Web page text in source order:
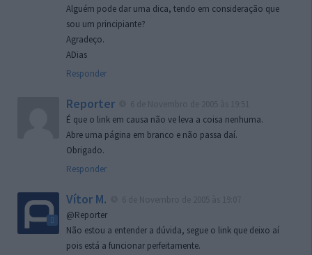
Alguém pode dar uma dica, tendo em consideração que
sou um principiante?
Agradeço.
ADias
Responder
Reporter
É que o link em causa não ve leva a coisa nenhuma.
Abre uma página em branco e não passa daí.
Obrigado.
Responder
Vítor M.
@Reporter
Não estou a entender a dúvida, segue o link que deixo aí
pois está a funcionar perfeitamente.